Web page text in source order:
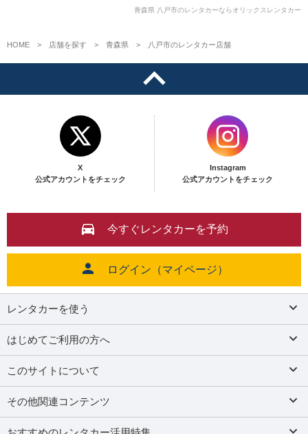
青森県 八戸市のレンタカーならオリックスレンタカー
HOME 店舗を探す 青森県 八戸市のレンタカー店舗
X
公式アカウントをチェック
Instagram
公式アカウントをチェック
今すぐレンタカーを予約
ログイン（マイページ）
レンタカーを使う
はじめてご利用の方へ
このサイトについて
その他関連コンテンツ